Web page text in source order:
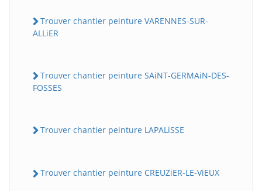
Trouver chantier peinture VARENNES-SUR-
ALLiER
Trouver chantier peinture SAiNT-GERMAiN-DES-
FOSSES
Trouver chantier peinture LAPALiSSE
Trouver chantier peinture CREUZiER-LE-ViEUX